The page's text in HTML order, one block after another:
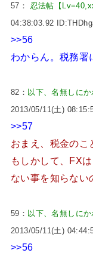
57： 忍法帖【
04:38:03.92
>>56
わからん。税務署
82： 以下、名無しに
2013/05/11(土)
>>57
おまえ、税金のこ
もしかして、FX
ない事を知らない
59： 以下、名無しに
2013/05/11(土)
>>56